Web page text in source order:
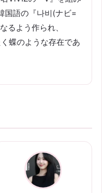
国語の『나비(ナビ=
るよう作られ、
蝶のような存在であ